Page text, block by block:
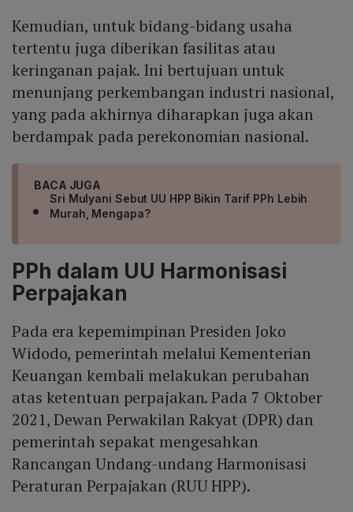
Kemudian, untuk bidang-bidang usaha
tertentu juga diberikan fasilitas atau
keringanan pajak. Ini bertujuan untuk
menunjang perkembangan industri nasional,
yang pada akhirnya diharapkan juga akan
berdampak pada perekonomian nasional.
BACA JUGA
Sri Mulyani Sebut UU HPP Bikin Tarif PPh Lebih
Murah, Mengapa?
PPh dalam UU Harmonisasi
Perpajakan
Pada era kepemimpinan Presiden Joko
Widodo, pemerintah melalui Kementerian
Keuangan kembali melakukan perubahan
atas ketentuan perpajakan. Pada 7 Oktober
2021, Dewan Perwakilan Rakyat (DPR) dan
pemerintah sepakat mengesahkan
Rancangan Undang-undang Harmonisasi
Peraturan Perpajakan (RUU HPP).